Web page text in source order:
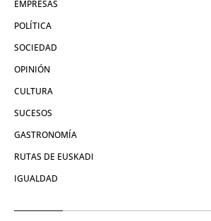
EMPRESAS
POLÍTICA
SOCIEDAD
OPINIÓN
CULTURA
SUCESOS
GASTRONOMÍA
RUTAS DE EUSKADI
IGUALDAD